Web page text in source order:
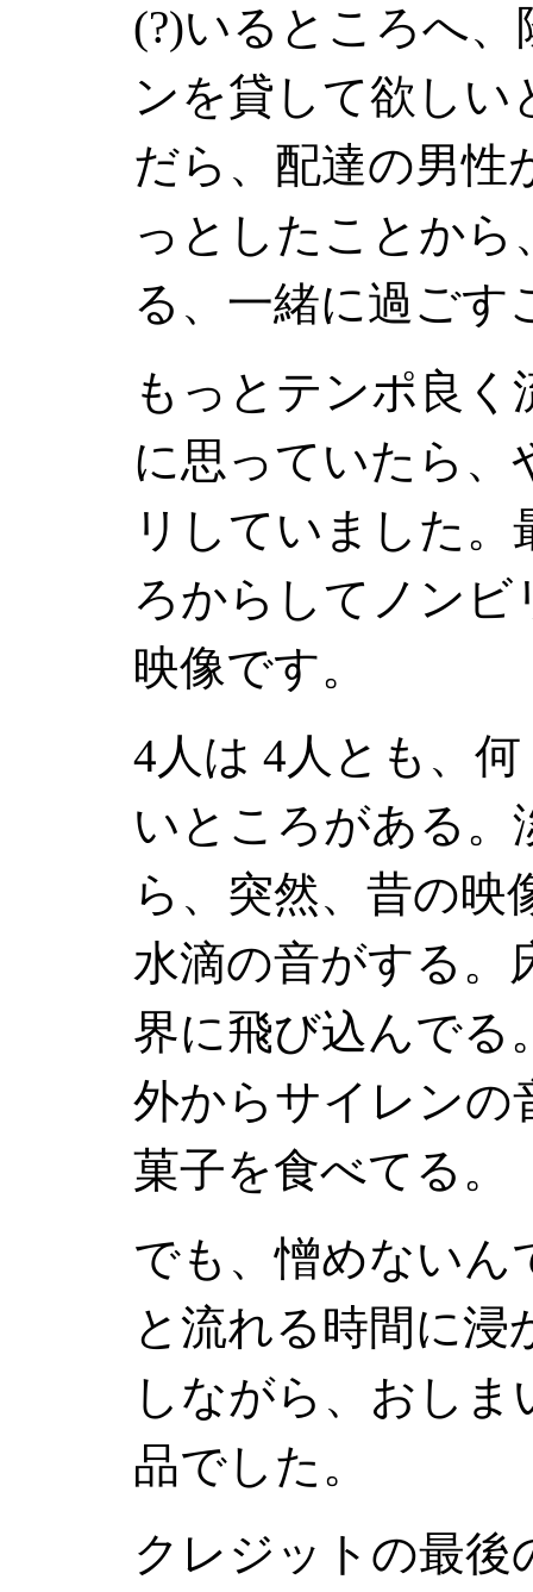
(?)いるところへ
ンを貸して欲し
だら、配達の男性
っとしたことから
る、一緒に過ごす
もっとテンポ良
に思っていたら、
リしていました
ろからしてノン
映像です。
4人は 4人とも、
いところがある。
ら、突然、昔の映
水滴の音がする。
界に飛び込んでる
外からサイレンの
菓子を食べてる。
でも、憎めないん
と流れる時間に浸
しながら、おし
品でした。
クレジットの最